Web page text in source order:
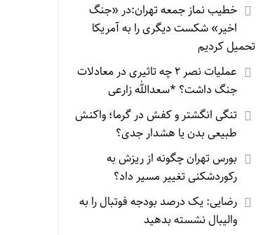
خطیب نماز جمعه تهران:در «جنگ
اخیر» شکست دیگری را به آمریکا
تحمیل کردیم
عملیات نصر ۲ چه تاثیری در معادلات
جنگ داشت؟ *سعدالله زارعی
تنگی انگشتر و کفش در گرما؛ واکنش
طبیعی بدن یا هشدار جدی؟
بورس تهران چگونه از ریزش به
رکوردشکنی تغییر مسیر داد؟
رضایی: یک درصد بودجه فوتبال را به
والیبال نشسته بدهید